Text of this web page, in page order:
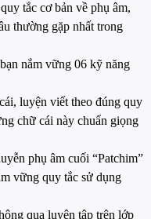
tắc cơ bản về phụ âm,
thường gặp nhất trong
nắm vững 06 kỹ năng
luyện viết theo đúng quy
chữ cái này chuẩn giọng
phụ âm cuối “Patchim”
vững quy tắc sử dụng
qua luyện tập trên lớp